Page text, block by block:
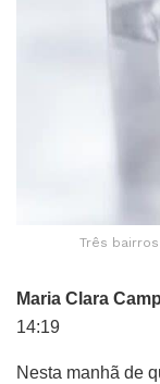
Três
Maria Clara
14:19
Nesta manhã de